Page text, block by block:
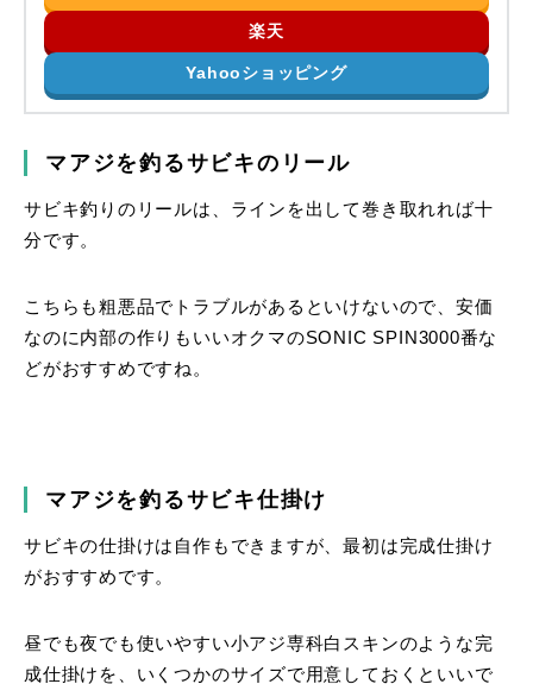
楽天
Yahooショッピング
マアジを釣るサビキのリール
サビキ釣りのリールは、ラインを出して巻き取れれば十
分です。
こちらも粗悪品でトラブルがあるといけないので、安価
なのに内部の作りもいいオクマのSONIC SPIN3000番な
どがおすすめですね。
マアジを釣るサビキ仕掛け
サビキの仕掛けは自作もできますが、最初は完成仕掛け
がおすすめです。
昼でも夜でも使いやすい小アジ専科白スキンのような完
成仕掛けを、いくつかのサイズで用意しておくといいで